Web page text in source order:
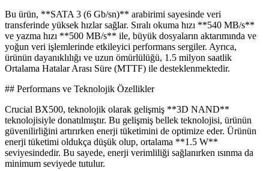
Bu ürün, **SATA 3 (6 Gb/sn)** arabirimi sayesinde veri
transferinde yüksek hızlar sağlar. Sıralı okuma hızı **540 MB/s**
ve yazma hızı **500 MB/s** ile, büyük dosyaların aktarımında ve
yoğun veri işlemlerinde etkileyici performans sergiler. Ayrıca,
ürünün dayanıklılığı ve uzun ömürlülüğü, 1.5 milyon saatlik
Ortalama Hatalar Arası Süre (MTTF) ile desteklenmektedir.
## Performans ve Teknolojik Özellikler
Crucial BX500, teknolojik olarak gelişmiş **3D NAND**
teknolojisiyle donatılmıştır. Bu gelişmiş bellek teknolojisi, ürünün
güvenilirliğini artırırken enerji tüketimini de optimize eder. Ürünün
enerji tüketimi oldukça düşük olup, ortalama **1.5 W**
seviyesindedir. Bu sayede, enerji verimliliği sağlanırken ısınma da
minimum seviyede tutulur.